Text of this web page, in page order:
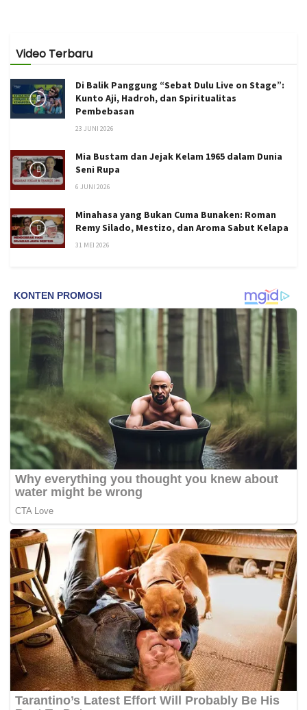
Video Terbaru
Di Balik Panggung “Sebat Dulu Live on Stage”:
Kunto Aji, Hadroh, dan Spiritualitas
Pembebasan
23 JUNI 2026
Mia Bustam dan Jejak Kelam 1965 dalam Dunia
Seni Rupa
6 JUNI 2026
Minahasa yang Bukan Cuma Bunaken: Roman
Remy Silado, Mestizo, dan Aroma Sabut Kelapa
31 MEI 2026